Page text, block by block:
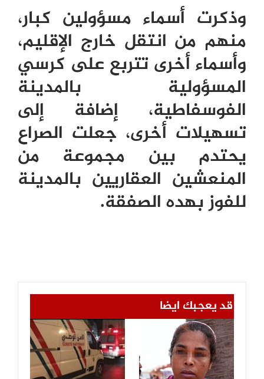
وذكرت أسماء مسؤولين كبار،
منهم من انتقل خارج الإقليم،
وأسماء أخرى تتربع على كرسي
المسؤولية بالمدينة
الفوسفاطية، إضافة إلى
تسهيلات أخرى، جعلت الصراع
يحتدم بين مجموعة من
المنعشين العقاريين بالمدينة
للفوز بهده الصفقة.
قد يعجبك ايضا